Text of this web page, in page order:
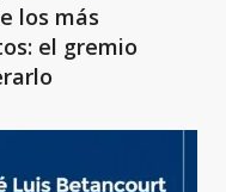
los más
el gremio